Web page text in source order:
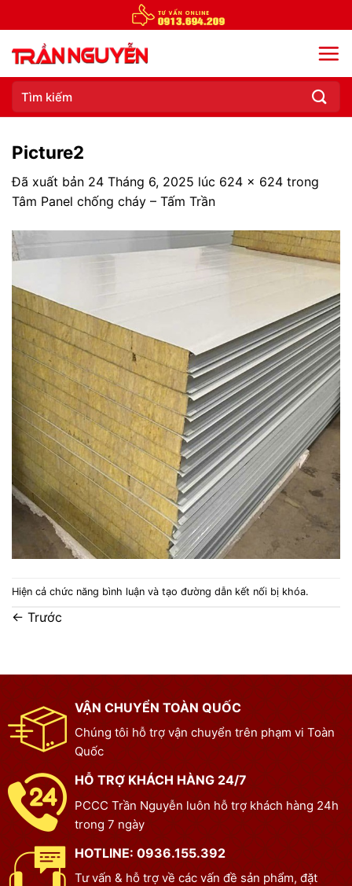
đến
nội
dung
Tìm
kiếm:
Picture2
Đã xuất bản 24 Tháng 6, 2025 lúc 624 × 624 trong
Tâm Panel chống cháy – Tấm Trần
Hiện cả chức năng bình luận và tạo đường dẫn kết nối bị khóa.
← Trước
VẬN CHUYỂN TOÀN QUỐC
Chúng tôi hỗ trợ vận chuyển trên phạm vi Toàn
Quốc
HỖ TRỢ KHÁCH HÀNG 24/7
PCCC Trần Nguyễn luôn hỗ trợ khách hàng 24h
trong 7 ngày
HOTLINE: 0936.155.392
Tư vấn & hỗ trợ về các vấn đề sản phẩm, đặt